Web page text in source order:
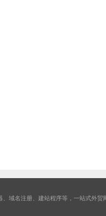
域名注册、建站程序等，一站式外贸